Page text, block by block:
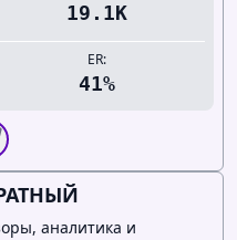
19.1K
ER:
41%
аналитика и